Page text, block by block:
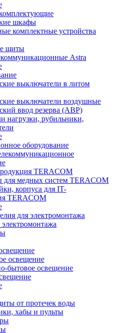
шкафы
комплектные устройства
щиты
Astra
выключатели в литом
выключатели воздушные
ввод резерва (АВР)
нагрузки, рубильники,
оборудование
TERACOM
для медных систем TERACOM
корпуса для IT-
TERACOM
для электромонтажа
освещение
бытовое освещение
от протечек воды
хабы и пульты